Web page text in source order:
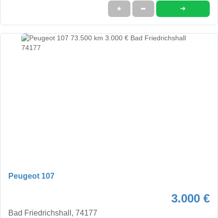
★ ➦ ➜
Peugeot 107
3.000 €
Bad Friedrichshall, 74177